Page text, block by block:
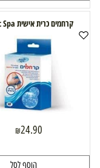
קרחמים כרית אישית Medic Spa
₪24.90
הוסף לסל